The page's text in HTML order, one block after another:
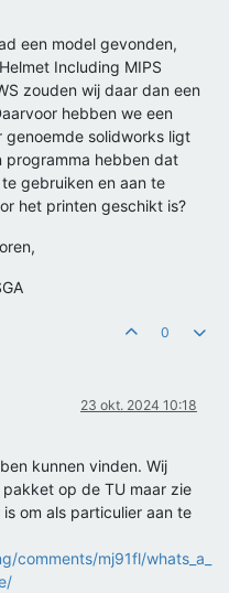
een model gevonden,
Including MIPS
zouden wij daar dan een
hebben we een
genoemde solidworks ligt
programma hebben dat
gebruiken en aan te
het printen geschikt is?
0
23 okt. 2024 10:18
kunnen vinden. Wij
op de TU maar zie
om als particulier aan te
mj91fl/whats_a_